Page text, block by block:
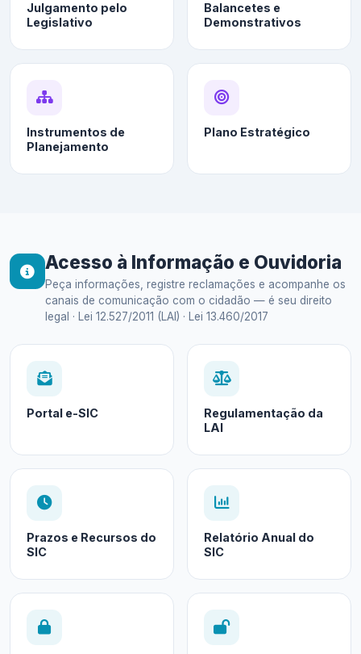
Julgamento pelo
Legislativo
Balancetes e
Demonstrativos
Instrumentos de
Planejamento
Plano Estratégico
Acesso à Informação e Ouvidoria
Peça informações, registre reclamações e acompanhe os
canais de comunicação com o cidadão — é seu direito
legal · Lei 12.527/2011 (LAI) · Lei 13.460/2017
Portal e-SIC
Regulamentação da
LAI
Prazos e Recursos do
SIC
Relatório Anual do
SIC